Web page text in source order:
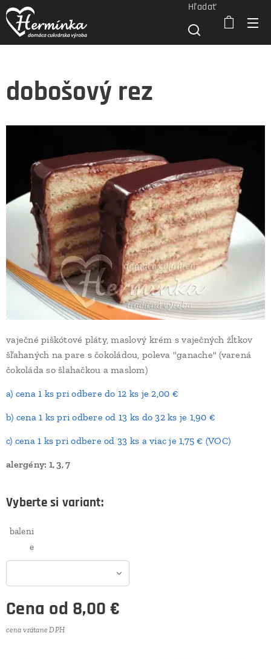
Hľadať
dobošový rez
vaječné piškótové pláty, maslový krém s vaječných žĺtkov
šľahaných na pare s čokoládou, poleva "ganache" (varená
čokoláda so šlahačkou a maslom)
a) cena 1 ks pri odbere do 12 ks je 2,00 €
b) cena 1 ks pri odbere od 13 ks do 32 ks je 1,90 €
c) cena 1 ks pri odbere od 33 ks a viac je 1,75 € (VOC)
alergény: 1, 3, 7
Vyberte si variant:
baleni
e
Cena od 8,00 €
cena vrátane DPH